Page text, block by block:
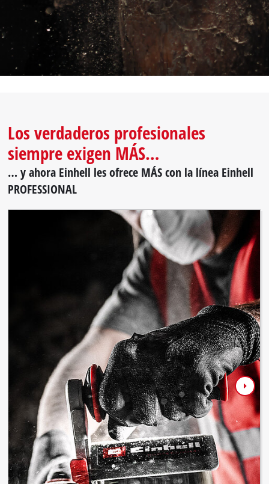
Los verdaderos profesionales
siempre exigen MÁS…
… y ahora Einhell les ofrece MÁS con la línea Einhell
PROFESSIONAL